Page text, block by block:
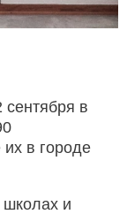
сентября в
в городе
школах и